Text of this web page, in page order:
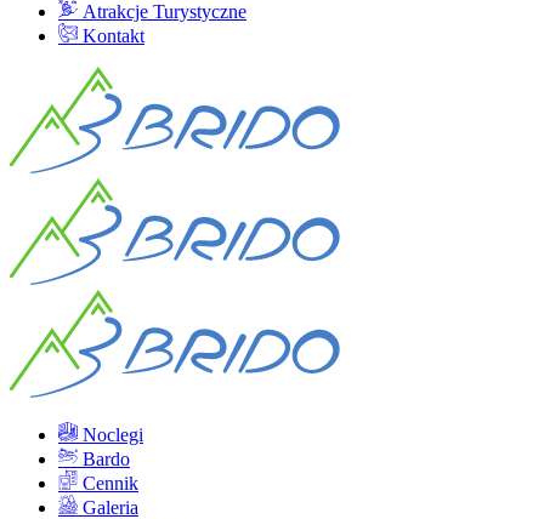
Atrakcje Turystyczne
Kontakt
Noclegi
Bardo
Cennik
Galeria